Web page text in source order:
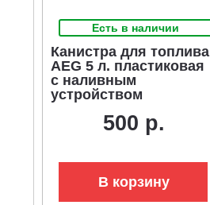
Есть в наличии
Канистра для топлива
AEG 5 л. пластиковая
с наливным
устройством
500 р.
В корзину